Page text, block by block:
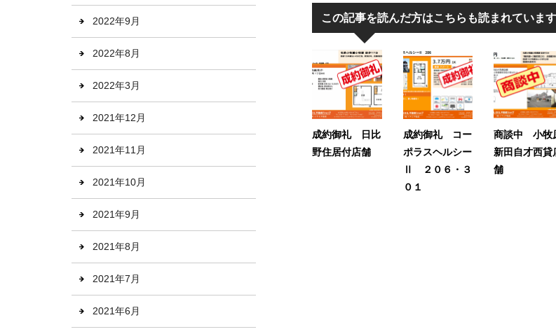
この記事を読んだ方はこちらも読まれています
成約御礼 日比
野住居付店舗
成約御礼 コー
ポラスヘルシー
Ⅱ ２０６・３
０１
商談中 小牧
新田自才西貸
舗
2022年9月
2022年8月
2022年3月
2021年12月
2021年11月
2021年10月
2021年9月
2021年8月
2021年7月
2021年6月